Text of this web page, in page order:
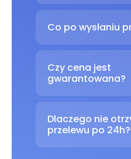
Co po wysłaniu
Czy cena jest
gwarantowana?
Dlaczego nie
przelewu po 24h?